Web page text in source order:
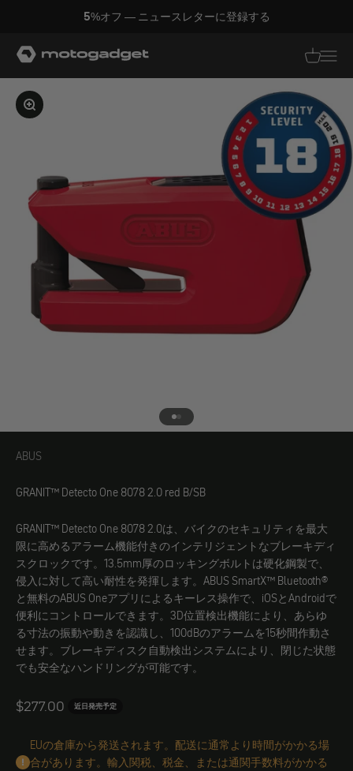
コンテンツへスキップ
5%オフ — ニュースレターに登録する
翻訳
モトガジェット社 翻訳があ
画像を拡大する
エレメント1へ
エレメント2へ
ABUS
ABUS
GRANIT™ Detecto One 8078 2.0 red B/SB
GRANIT™ Detecto One 8078 2.0は、バイクのセキュリティを最大
限に高めるアラーム機能付きのインテリジェントなブレーキディ
スクロックです。13.5mm厚のロッキングボルトは硬化鋼製で、
侵入に対して高い耐性を発揮します。ABUS SmartX™ Bluetooth®
と無料のABUS Oneアプリによるキーレス操作で、iOSとAndroidで
便利にコントロールできます。3D位置検出機能により、あらゆ
る寸法の振動や動きを認識し、100dBのアラームを15秒間作動さ
せます。ブレーキディスク自動検出システムにより、閉じた状態
でも安全なハンドリングが可能です。
Angebot
$277.00 近日発売予定
EUの倉庫から発送されます。配送に通常より時間がかかる場
合があります。輸入関税、税金、または通関手数料がかかる